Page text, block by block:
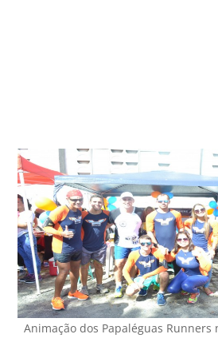
Animação dos Papaléguas Runners